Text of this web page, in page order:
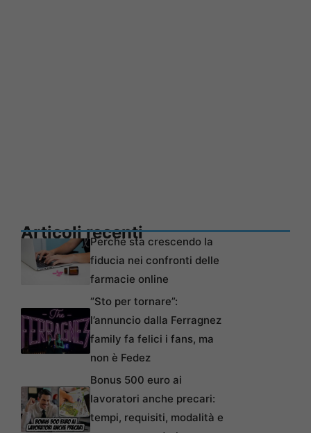
Articoli recentiPerché sta crescendo la
fiducia nei confronti delle
farmacie online
“Sto per tornare”:
l’annuncio dalla Ferragnez
family fa felici i fans, ma
non è Fedez
Bonus 500 euro ai
lavoratori anche precari:
tempi, requisiti, modalità e